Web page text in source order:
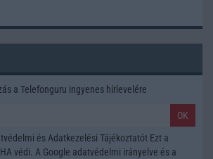
a Telefonguru ingyenes hírlevelére
OK
és Adatkezelési Tájékoztatót Ezt a
védi. A Google adatvédelmi irányelve és a